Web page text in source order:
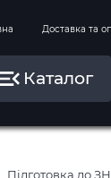
Доставка та
Каталог
Підготовка до